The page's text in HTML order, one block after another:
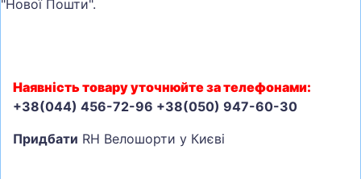
"Нової Пошти".
Наявність товару уточнюйте за телефонами:
+38(044) 456-72-96 +38(050) 947-60-30
Придбати RH Велошорти у Києві